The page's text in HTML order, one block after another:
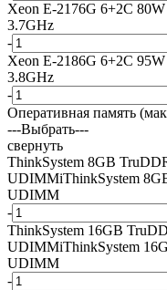
Xeon E-2176G 6+2C
3.7GHz
-
Xeon E-2186G 6+2C
3.8GHz
-
Оперативная память
---Выбрать---
свернуть
ThinkSystem 8GB
UDIMMiThinkSystem
UDIMM
-
ThinkSystem 16GB
UDIMMiThinkSystem
UDIMM
-